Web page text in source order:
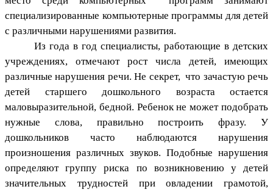
специализированные компьютерные программы для детей
с различными нарушениями развития.
Из года в год специалисты, работающие в детских
учреждениях, отмечают рост числа детей, имеющих
различные нарушения речи. Не секрет, что зачастую речь
детей старшего дошкольного возраста остается
маловыразительной, бедной. Ребенок не может подобрать
нужные слова, правильно построить фразу. У
дошкольников часто наблюдаются нарушения
произношения различных звуков. Подобные нарушения
определяют группу риска по возникновению у детей
значительных трудностей при овладении грамотой,